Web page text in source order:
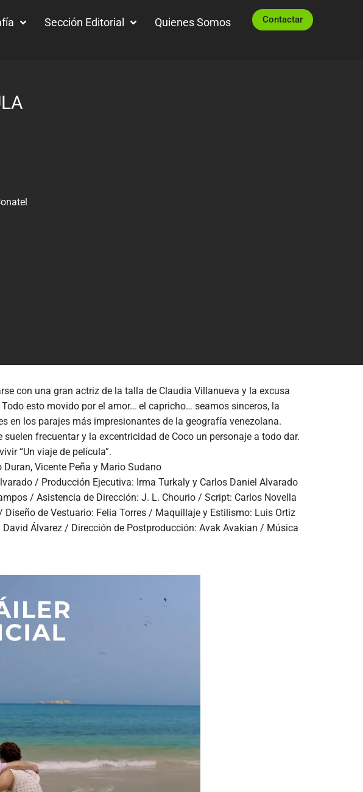
Sección Editorial Quienes Somos Contactar
con una gran actriz de la talla de Claudia Villanueva y la excusa
esto movido por el amor… el capricho… seamos sinceros, la
en los parajes más impresionantes de la geografía venezolana.
frecuentar y la excentricidad de Coco un personaje a todo dar.
“Un viaje de película”.
Vicente Peña y Mario Sudano
/ Producción Ejecutiva: Irma Turkaly y Carlos Daniel Alvarado
/ Asistencia de Dirección: J. L. Chourio / Script: Carlos Novella
de Vestuario: Felia Torres / Maquillaje y Estilismo: Luis Ortiz
Álvarez / Dirección de Postproducción: Avak Avakian / Música